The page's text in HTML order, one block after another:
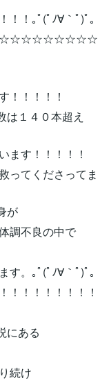
！！｡ﾟ(ﾟﾉ∀｀ﾟ)ﾟ｡
！！！！！
は１４０本超え
ます！！！！！
ってくださってま
が
調不良の中で
す。｡ﾟ(ﾟﾉ∀｀ﾟ)ﾟ｡
！！！！！！！！
にある
続け